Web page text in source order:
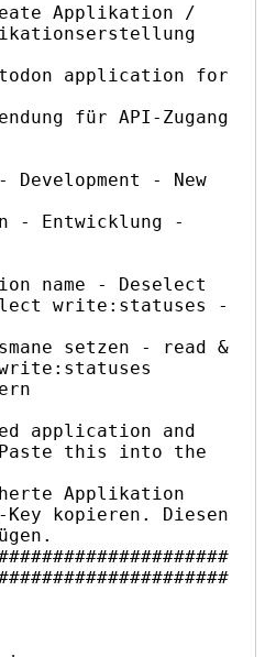
Applikation /
application for
für API-Zugang
- New
- Entwicklung -
name - Deselect
write:statuses -
setzen - read &
application and
this into the
Applikation
kopieren. Diesen